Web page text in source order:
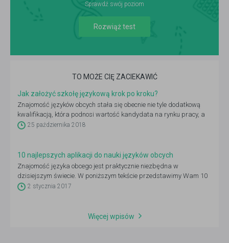
Sprawdź swój poziom
Rozwiąż test
TO MOŻE CIĘ ZACIEKAWIĆ
Jak założyć szkołę językową krok po kroku?
Znajomość języków obcych stała się obecnie nie tyle dodatkową
kwalifikacją, która podnosi wartość kandydata na rynku pracy, a
niemal obowiązkiem. To oczywiście nie jedyny powód, dla którego
rynek nauki języków obcych jest nasycony, nadal – przy dobrym
pomyśle na biznes – możesz znaleźć na nim swoją niszę. Jak to
zrobić? Oto, co musisz wiedzieć, jeśli chcesz założyć szkołę
językową.
25 października 2018
10 najlepszych aplikacji do nauki języków obcych
Znajomość języka obcego jest praktycznie niezbędna w
dzisiejszym świecie. W poniższym tekście przedstawimy Wam 10
aplikacji mobilnych, które umożliwiają naukę różnych języków
2 stycznia 2017
Więcej wpisów